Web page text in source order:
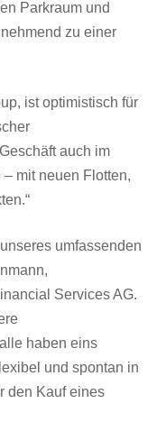
Parkraum und
zu einer
ist optimistisch für
auch im
mit neuen Flotten,
umfassenden
Services AG.
haben eins
und spontan in
den Kauf eines